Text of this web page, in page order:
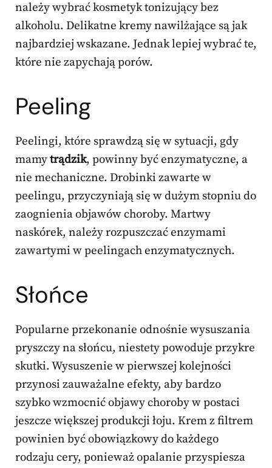
należy wybrać kosmetyk tonizujący bez
alkoholu. Delikatne kremy nawilżające są jak
najbardziej wskazane. Jednak lepiej wybrać te,
które nie zapychają porów.
Peeling
Peelingi, które sprawdzą się w sytuacji, gdy
mamytrądzik, powinny być enzymatyczne, a
nie mechaniczne. Drobinki zawarte w
peelingu, przyczyniają się w dużym stopniu do
zaognienia objawów choroby. Martwy
naskórek, należy rozpuszczać enzymami
zawartymi w peelingach enzymatycznych.
Słońce
Popularne przekonanie odnośnie wysuszania
pryszczy na słońcu, niestety powoduje przykre
skutki. Wysuszenie w pierwszej kolejności
przynosi zauważalne efekty, aby bardzo
szybko wzmocnić objawy choroby w postaci
jeszcze większej produkcji łoju. Krem z filtrem
powinien być obowiązkowy do każdego
rodzaju cery, ponieważ opalanie przyspiesza